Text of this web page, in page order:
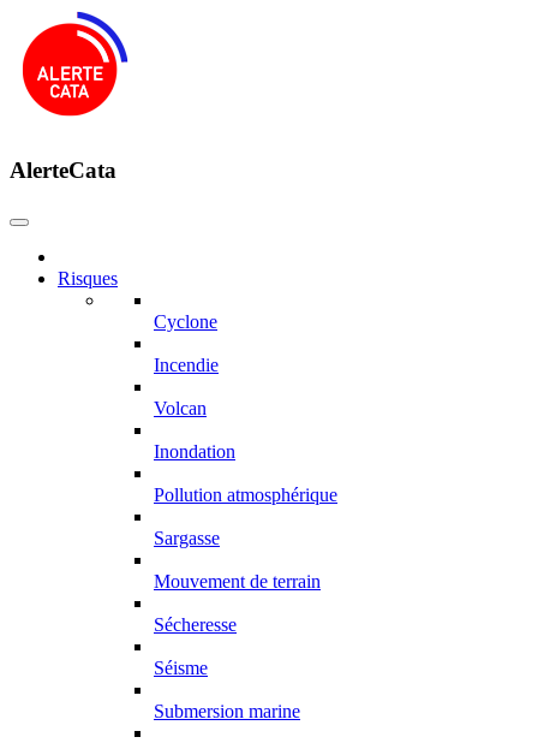
AlerteCata
Risques
Cyclone
Incendie
Volcan
Inondation
Pollution atmosphérique
Sargasse
Mouvement de terrain
Sécheresse
Séisme
Submersion marine